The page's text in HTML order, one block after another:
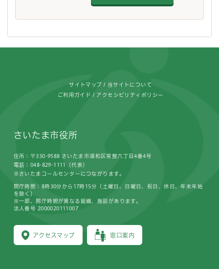
サイトマップ 当サイトについて
ご利用ガイド アクセシビリティポリシー
さいたま市役所
住所：〒330-9588 さいたま市浦和区常盤六丁目4番4号
電話：048-829-1111（代表）
※さいたまコールセンターにつながります。
アクセスマップ 窓口案内
開庁時間：8時30分から17時15分（土曜日、日曜日、祝日、休日、年末年始
を除く）
※一部、開庁時間が異なる組織、施設があります。
法人番号 2000020111007